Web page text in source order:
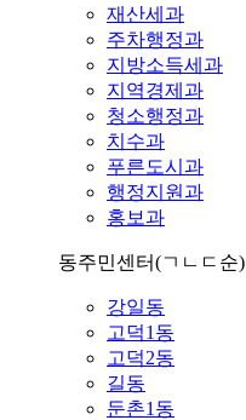
재산세과
주차행정과
지방소득세과
지역경제과
청소행정과
치수과
푸른도시과
행정지원과
홍보과
동주민센터(ㄱㄴㄷ순)
강일동
고덕1동
고덕2동
길동
둔촌1동